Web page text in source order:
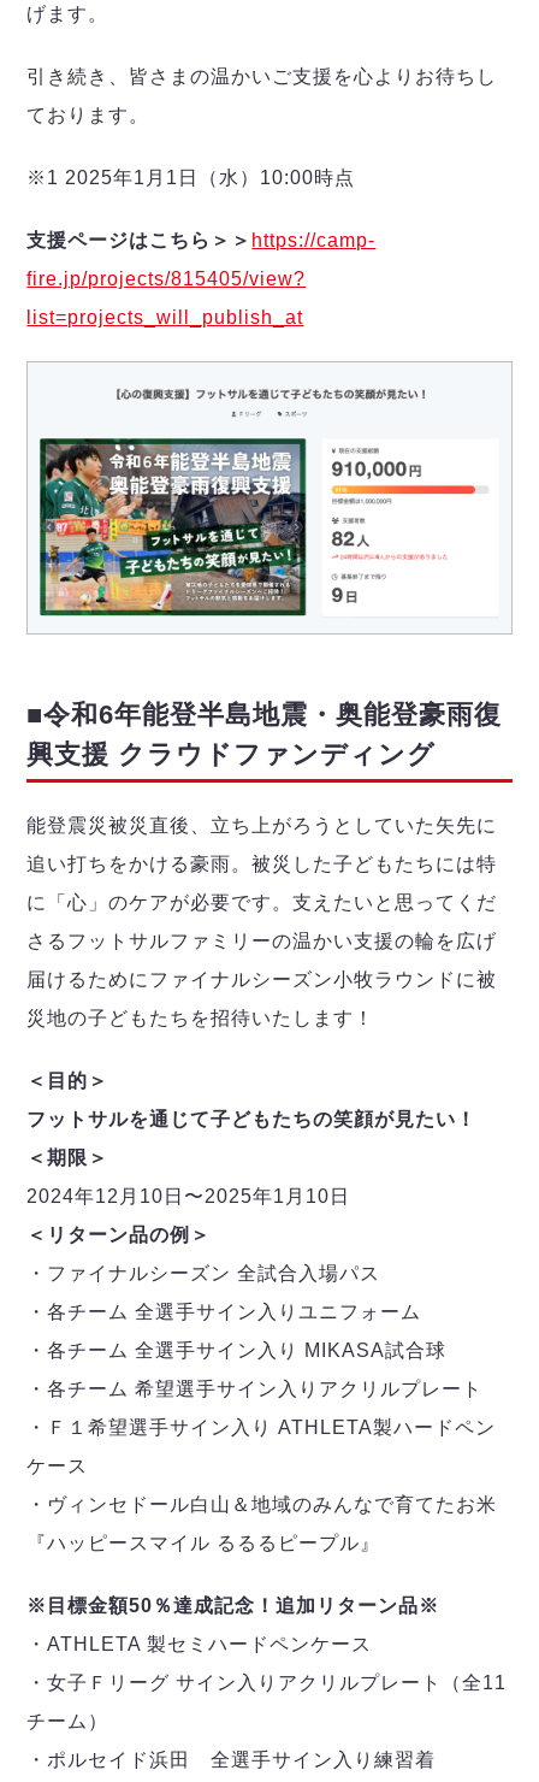
リガーレヴィア葛飾
ヴィンセドール白山
アグレミーナ浜松
ポルセイド浜田
げます。
引き続き、皆さまの温かいご支援を心よりお待ちし
ております。
※1 2025年1月1日（水）10:00時点
支援ページはこちら＞＞ https://camp-
fire.jp/projects/815405/view?
list=projects_will_publish_at
■令和6年能登半島地震・奥能登豪雨復
興支援 クラウドファンディング
能登震災被災直後、立ち上がろうとしていた矢先に
追い打ちをかける豪雨。被災した子どもたちには特
に「心」のケアが必要です。支えたいと思ってくだ
さるフットサルファミリーの温かい支援の輪を広げ
届けるためにファイナルシーズン小牧ラウンドに被
災地の子どもたちを招待いたします！
＜目的＞
フットサルを通じて子どもたちの笑顔が見たい！
＜期限＞
2024年12月10日〜2025年1月10日
＜リターン品の例＞
・ファイナルシーズン 全試合入場パス
・各チーム 全選手サイン入りユニフォーム
・各チーム 全選手サイン入り MIKASA試合球
・各チーム 希望選手サイン入りアクリルプレート
・Ｆ１希望選手サイン入り ATHLETA製ハードペン
ケース
・ヴィンセドール白山＆地域のみんなで育てたお米
『ハッピースマイル るるるピープル』
※目標金額50％達成記念！追加リターン品※
・ATHLETA 製セミハードペンケース
・女子Ｆリーグ サイン入りアクリルプレート（全11
チーム）
・ポルセイド浜田 全選手サイン入り練習着